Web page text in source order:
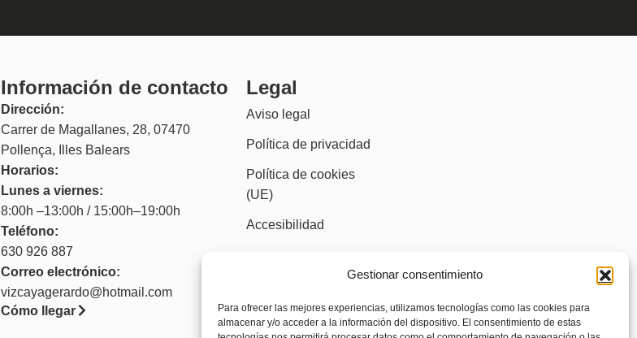
Gestionar consentimiento
Para ofrecer las mejores experiencias, utilizamos tecnologías como las cookies para
almacenar y/o acceder a la información del dispositivo. El consentimiento de estas
Información de contacto
Dirección:
Carrer de Magallanes, 28, 07470
Pollença, Illes Balears
Horarios:
Lunes a viernes:
8:00h –13:00h / 15:00h–19:00h
Teléfono:
630 926 887
Correo electrónico:
vizcayagerardo@hotmail.com
Cómo llegar
Legal
Aviso legal
Política de privacidad
Política de cookies
(UE)
Accesibilidad